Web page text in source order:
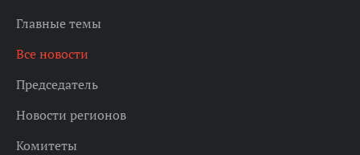
Главные темы
Все новости
Председатель
Новости регионов
Комитеты